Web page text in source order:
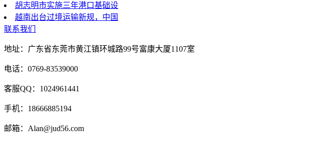
胡志明市实施三年港口基础设
越南出台过境运输新规，中国
联系我们
地址：广东省东莞市黄江镇环城路99号富康大厦1107室
电话：0769-83539000
客服QQ：1024961441
手机：18666885194
邮箱：Alan@jud56.com